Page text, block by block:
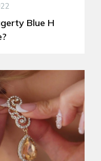
Blue H